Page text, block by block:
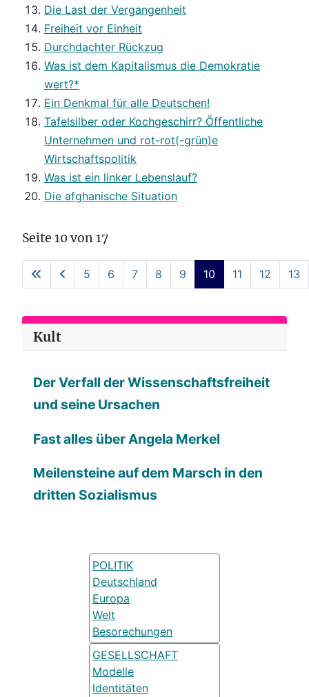
Die Last der Vergangenheit
Freiheit vor Einheit
Durchdachter Rückzug
Was ist dem Kapitalismus die Demokratie
wert?*
Ein Denkmal für alle Deutschen!
Tafelsilber oder Kochgeschirr? Öffentliche
Unternehmen und rot-rot(-grün)e
Wirtschaftspolitik
Was ist ein linker Lebenslauf?
Die afghanische Situation
Seite 10 von 17
5 6 7 8 9 10 11 12 13
Kult
Der Verfall der Wissenschaftsfreiheit
und seine Ursachen
Fast alles über Angela Merkel
Meilensteine auf dem Marsch in den
dritten Sozialismus
POLITIK
Deutschland
Europa
Welt
Besorechungen
GESELLSCHAFT
Modelle
Identitäten